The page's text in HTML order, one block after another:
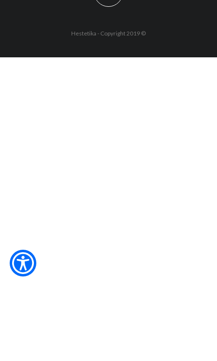
Hestetika - Copyright 2019 ©